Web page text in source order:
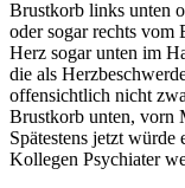
Brustkorb links unten
oder sogar rechts vom
Herz sogar unten im
die als
offensichtlich nicht
Brustkorb unten, vorn
Spätestens jetzt
Kollegen Psychiater